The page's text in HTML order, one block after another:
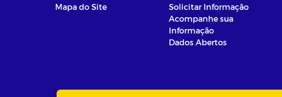
Mapa do Site
Solicitar Informação
Acompanhe sua
Informação
Dados Abertos